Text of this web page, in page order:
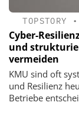
TOPSTORY •
Cyber-
und
vermeiden
KMU sind oft
und Resilienz
Betriebe